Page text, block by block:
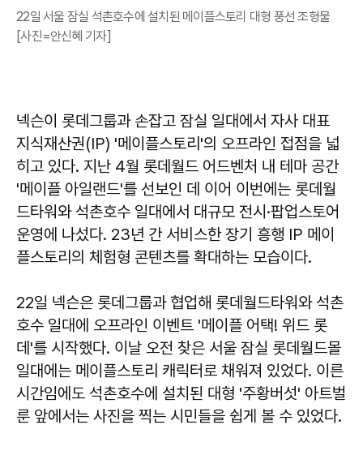
22일 서울 잠실 석촌호수에 설치된 메이플스토리 대형 풍선 조형물
[사진=안신혜 기자]
넥슨이 롯데그룹과 손잡고 잠실 일대에서 자사 대표
지식재산권(IP) '메이플스토리'의 오프라인 접점을 넓
히고 있다. 지난 4월 롯데월드 어드벤처 내 테마 공간
'메이플 아일랜드'를 선보인 데 이어 이번에는 롯데월
드타워와 석촌호수 일대에서 대규모 전시·팝업스토어
운영에 나섰다. 23년 간 서비스한 장기 흥행 IP 메이
플스토리의 체험형 콘텐츠를 확대하는 모습이다.
22일 넥슨은 롯데그룹과 협업해 롯데월드타워와 석촌
호수 일대에 오프라인 이벤트 '메이플 어택! 위드 롯
데'를 시작했다. 이날 오전 찾은 서울 잠실 롯데월드몰
일대에는 메이플스토리 캐릭터로 채워져 있었다. 이른
시간임에도 석촌호수에 설치된 대형 '주황버섯' 아트벌
룬 앞에서는 사진을 찍는 시민들을 쉽게 볼 수 있었다.